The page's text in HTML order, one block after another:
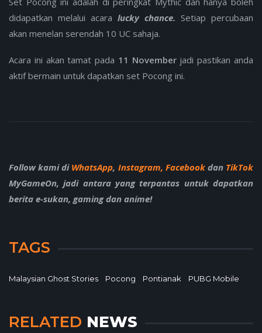
didapatkan melalui acara lucky chance. Setiap percubaan
akan menelan serendah 10 UC sahaja.
Acara ini akan tamat pada 11 November jadi pastikan anda
aktif bermain untuk dapatkan set Pocong ini.
Follow kami di WhatsApp, Instagram, Facebookdan TikTok
MyGameOn, jadi antara yang terpantas untuk dapatkan
berita e-sukan, gaming dan anime!
TAGS
Malaysian Ghost Stories Pocong Pontianak PUBG Mobile
RELATED NEWS